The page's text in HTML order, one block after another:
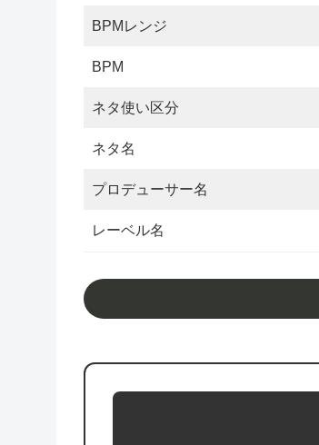
BPMレンジ
BPM
ネタ使い区分
ネタ名
プロデューサー名
レーベル名